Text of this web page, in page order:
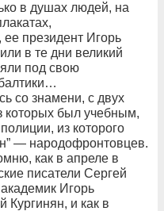
в душах людей, на
ее президент Игорь
в те дни великий
под свою
со знамени, с двух
которых был учебным,
из которого
— народофронтовцев.
как в апреле в
писатели Сергей
Игорь
Кургинян, и как в